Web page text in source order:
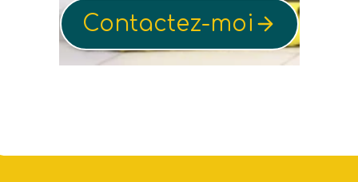
Contactez-moi